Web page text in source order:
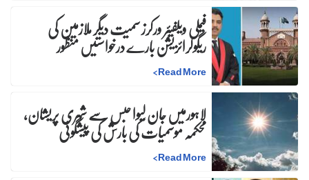
فیملی ویلفیئر ورکرز سمیت دیگر ملازمین کی
ریگولرائزیشن بارے درخواستیں منظور
Read More
>
لاہورمیں جان لیوا حبس سے شہری پریشان،
محکمہ موسمیات کی بارش کی پیشگوئی
Read More
>